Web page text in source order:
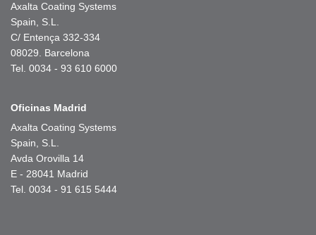
Axalta Coating Systems
Spain, S.L.
C/ Entença 332-334
08029. Barcelona
Tel. 0034 - 93 610 6000
Oficinas Madrid
Axalta Coating Systems
Spain, S.L.
Avda Orovilla 14
E - 28041 Madrid
Tel. 0034 - 91 615 5444